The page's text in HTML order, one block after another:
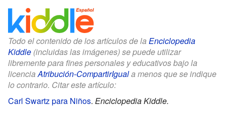
Todo el contenido de los artículos de la Enciclopedia
Kiddle (incluidas las imágenes) se puede utilizar
libremente para fines personales y educativos bajo la
licenciaAtribución-CompartirIguala menos que se indique
lo contrario. Citar este artículo:
Carl Swartz para Niños. Enciclopedia Kiddle.